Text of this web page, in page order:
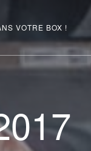
VOTRE BOX !